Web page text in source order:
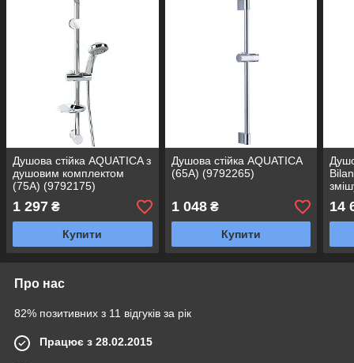
Душова стійка AQUATICA з
душовим комплектом
(75A) (9792175)
1 297 ₴
Купити
Душова стійка AQUATICA
(65A) (9792265)
1 048₴
Купити
14
Про нас
82% позитивних з 11 відгуків за рік
Працює з 28.02.2015